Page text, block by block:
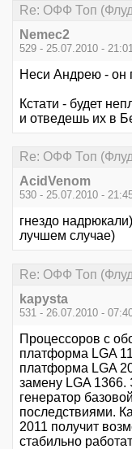
Re: ОФФ Топ
Nemec2
529 - 25.07.2010 -
Неси Андрею - он
Кстати - будет
и отведешь их в
Re: ОФФ Топ
AcidVenom
530 - 25.07.2010 -
гнездо
лучшем случае)
Re: ОФФ Топ
kapysta
531 - 26.07.2010 -
Процессоров с
платформа LGA
платформа LGA
замену LGA
генератор
последствиями.
2011 получит
стабильно